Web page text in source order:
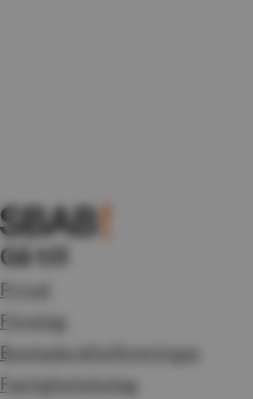
Gå till
Privat
Företag
Bostadsrättsföreningar
Fastighetsbolag